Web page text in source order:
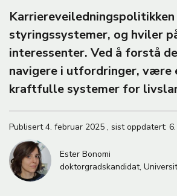
T
E
M
A
styringssystemer, og hviler
interessenter. Ved å forstå
navigere i utfordringer,
kraftfulle systemer for
Publisert4. februar 2025 , sist oppdatert:
Ester Bonomi
doktorgradskandidat,